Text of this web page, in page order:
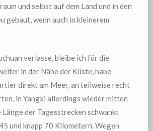
und selbst auf dem Land und in den
gebaut, wenn auch in kleinerem
verlasse, bleibe ich für die
in der Nähe der Küste, habe
direkt am Meer, an teilweise recht
in Yangxi allerdings wieder mitten
Länge der Tagesstrecken schwankt
und knapp 70 Kilometern. Wegen